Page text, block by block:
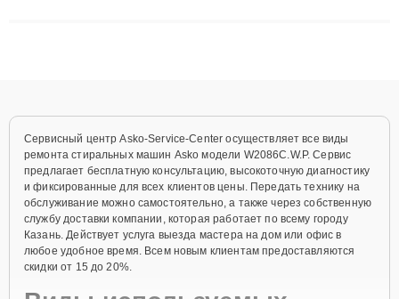
Сервисный центр Asko-Service-Center осуществляет все виды
ремонта стиральных машин Asko модели W2086C.W.P. Сервис
предлагает бесплатную консультацию, высокоточную диагностику
и фиксированные для всех клиентов цены. Передать технику на
обслуживание можно самостоятельно, а также через собственную
службу доставки компании, которая работает по всему городу
Казань. Действует услуга выезда мастера на дом или офис в
любое удобное время. Всем новым клиентам предоставляются
скидки от 15 до 20%.